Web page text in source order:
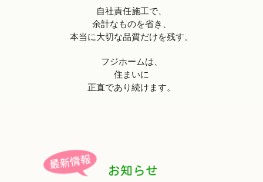
自社責任施工で、
余計なものを省き、
本当に大切な品質だけを残す。
フジホームは、
住まいに
正直であり続けます。